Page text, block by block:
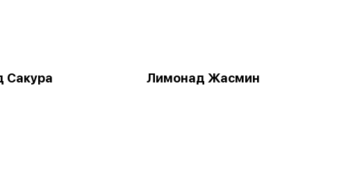
Сакура Лимонад Жасмин